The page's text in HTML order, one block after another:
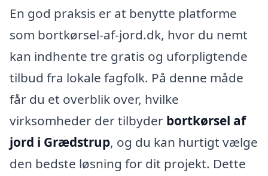
En god praksis er at benytte platforme
som bortkørsel-af-jord.dk, hvor du nemt
kan indhente tre gratis og uforpligtende
tilbud fra lokale fagfolk. På denne måde
får du et overblik over, hvilke
virksomheder der tilbyder bortkørsel af
jord i Grædstrup, og du kan hurtigt vælge
den bedste løsning for dit projekt. Dette